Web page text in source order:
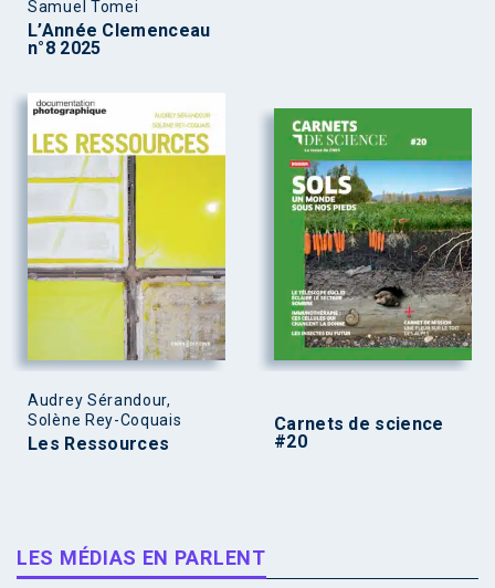
Samuel Tomei
L’Année Clemenceau
n°8 2025
Audrey Sérandour,
Solène Rey-Coquais
Les Ressources
Carnets de science
#20
LES MÉDIAS EN PARLENT